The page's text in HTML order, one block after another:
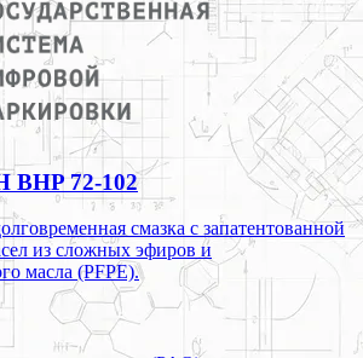
BHP 72-102
смазка с запатентованной
из сложных эфиров и
масла (PFPE).